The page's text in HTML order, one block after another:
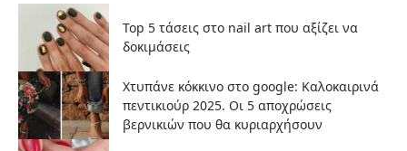
Top 5 τάσεις στο nail art που αξίζει να
δοκιμάσεις
Χτυπάνε κόκκινο στο google: Καλοκαιρινά
πεντικιούρ 2025. Οι 5 αποχρώσεις
βερνικιών που θα κυριαρχήσουν